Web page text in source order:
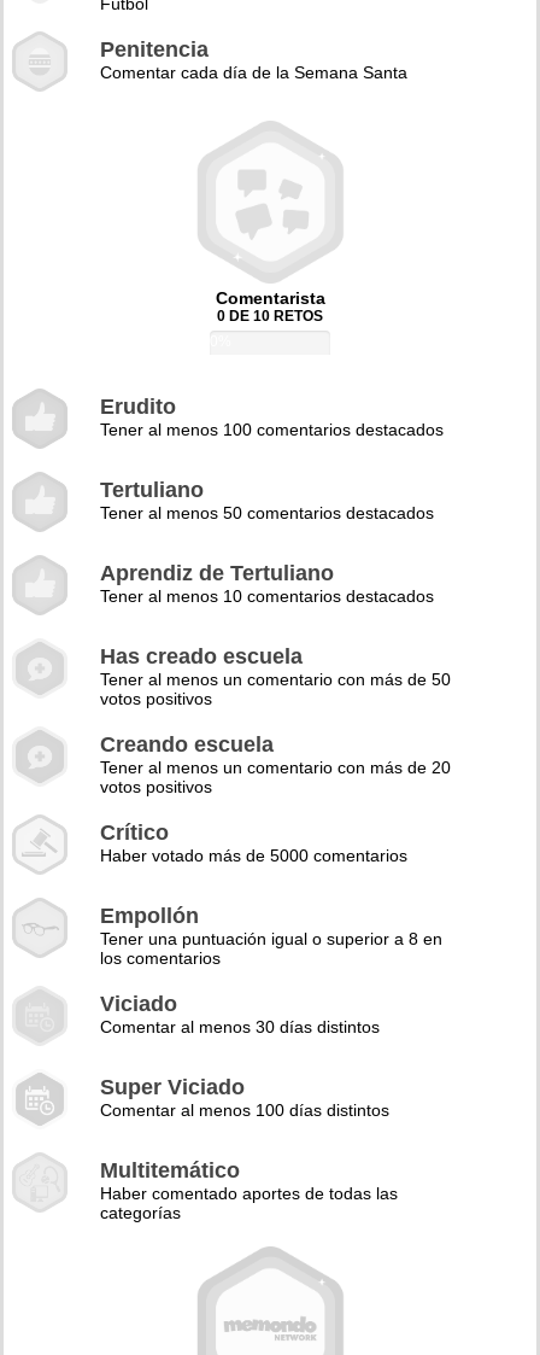
Penitencia
Comentar cada día de la Semana Santa
Comentarista
0 DE 10 RETOS
Erudito
Tener al menos 100 comentarios destacados
Tertuliano
Tener al menos 50 comentarios destacados
Aprendiz de Tertuliano
Tener al menos 10 comentarios destacados
Has creado escuela
Tener al menos un comentario con más de 50
votos positivos
Creando escuela
Tener al menos un comentario con más de 20
votos positivos
Crítico
Haber votado más de 5000 comentarios
Empollón
Tener una puntuación igual o superior a 8 en
los comentarios
Viciado
Comentar al menos 30 días distintos
Super Viciado
Comentar al menos 100 días distintos
Multitemático
Haber comentado aportes de todas las
categorías